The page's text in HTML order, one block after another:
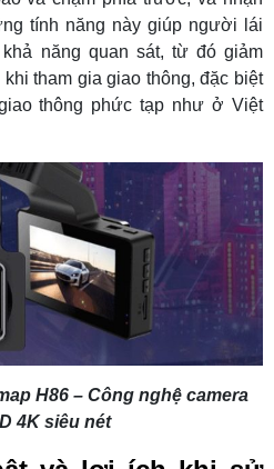
tính năng này giúp người lái
năng quan sát, từ đó giảm
tham gia giao thông, đặc biệt
thông phức tạp như ở Việt
H86 – Công nghệ camera
4K siêu nét